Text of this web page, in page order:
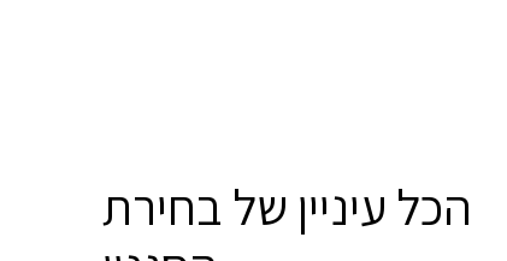
הכל עיניין של בחירת